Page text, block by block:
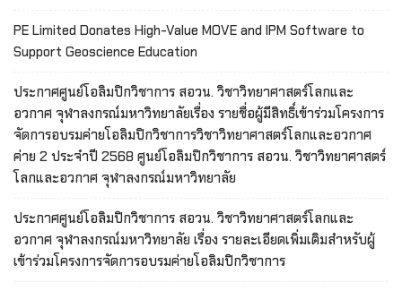
PE Limited Donates High-Value MOVE and IPM Software to
Support Geoscience Education
ประกาศศูนย์โอลิมปิกวิชาการ สอวน. วิชาวิทยาศาสตร์โลกและ
อวกาศ จุฬาลงกรณ์มหาวิทยาลัยเรื่อง รายชื่อผู้มีสิทธิ์เข้าร่วมโครงการ
จัดการอบรมค่ายโอลิมปิกวิชาการวิชาวิทยาศาสตร์โลกและอวกาศ
ค่าย 2 ประจำปี 2568 ศูนย์โอลิมปิกวิชาการ สอวน. วิชาวิทยาศาสตร์
โลกและอวกาศ จุฬาลงกรณ์มหาวิทยาลัย
ประกาศศูนย์โอลิมปิกวิชาการ สอวน. วิชาวิทยาศาสตร์โลกและ
อวกาศ จุฬาลงกรณ์มหาวิทยาลัย เรื่อง รายละเอียดเพิ่มเติมสำหรับผู้
เข้าร่วมโครงการจัดการอบรมค่ายโอลิมปิกวิชาการ